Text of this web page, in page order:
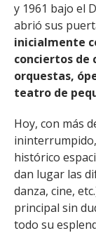
y 1961 bajo el
abrió sus
inicialmente
conciertos de
orquestas,
teatro de
Hoy, con más
histórico
dan lugar las
danza, cine,
principal sin
todo su